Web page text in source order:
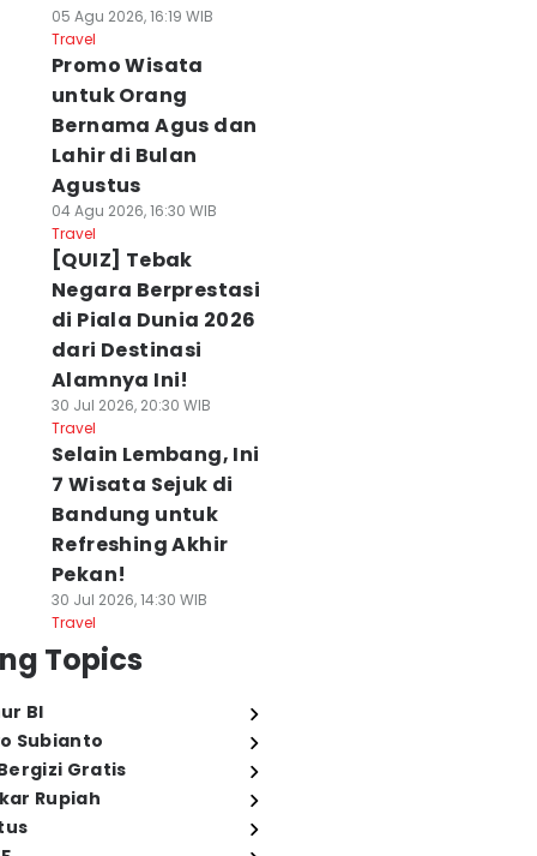
05 Agu 2026, 16:19 WIB
Travel
Promo Wisata
untuk Orang
Bernama Agus dan
Lahir di Bulan
Agustus
04 Agu 2026, 16:30 WIB
Travel
[QUIZ] Tebak
Negara Berprestasi
di Piala Dunia 2026
dari Destinasi
Alamnya Ini!
30 Jul 2026, 20:30 WIB
Travel
Selain Lembang, Ini
7 Wisata Sejuk di
Bandung untuk
Refreshing Akhir
Pekan!
30 Jul 2026, 14:30 WIB
Travel
Topics
BI
Subianto
Gratis
Rupiah